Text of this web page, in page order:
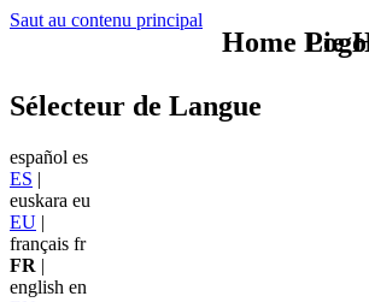
Saut au contenu principal
Sélecteur de Langue
español es
ES |
euskara eu
EU |
français fr
FR |
english en
Home Pie